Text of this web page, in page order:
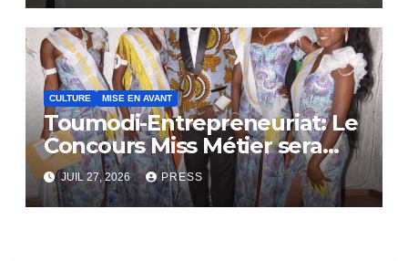
CULTURE MISE EN AVANT
Toumodi-Entrepreneuriat: Le
Concours Miss Métier sera
bientôt lance.
JUIL 27, 2026 PRESS